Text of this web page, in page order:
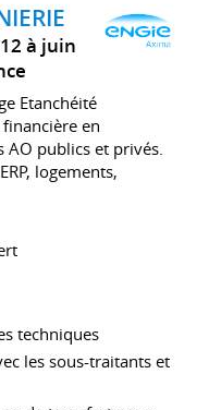
à juin
Etanchéité
en
AO publics et privés.
logements,
techniques
les sous-traitants et